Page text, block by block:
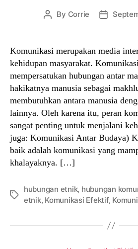
Post
By Corrie
Post
Komunikasi merupakan media
kehidupan masyarakat.
mempersatukan hubungan antar
hakikatnya manusia sebagai
membutuhkan antara manusia
lainnya. Oleh karena itu, peran
sangat penting untuk menjalani
juga: Komunikasi Antar Budaya)
baik adalah komunikasi yang
khalayaknya. […]
Tags
hubungan etnik, hubungan
etnik, Komunikasi Efektif,